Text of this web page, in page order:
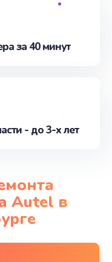
за 40 минут
- до 3-х лет
Autel в